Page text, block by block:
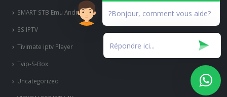
SMART STB Emu Android
SS IPTV
Tivimate iptv Player
Tvip-S-Box
Uncategorized
?Bonjour, comment vous aide?